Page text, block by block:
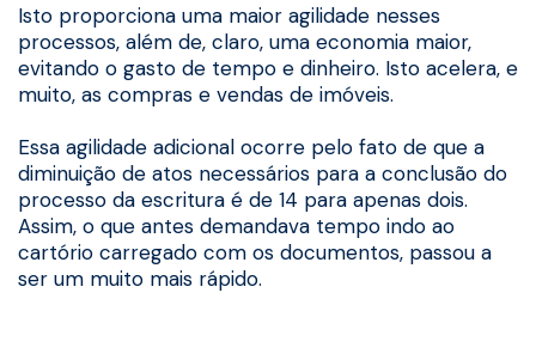
Isto proporciona uma maior agilidade nesses
processos, além de, claro, uma economia maior,
evitando o gasto de tempo e dinheiro. Isto acelera, e
muito, as compras e vendas de imóveis.
Essa agilidade adicional ocorre pelo fato de que a
diminuição de atos necessários para a conclusão do
processo da escritura é de 14 para apenas dois.
Assim, o que antes demandava tempo indo ao
cartório carregado com os documentos, passou a
ser um muito mais rápido.